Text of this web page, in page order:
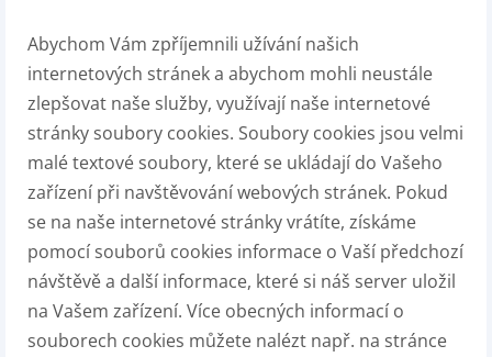
Abychom Vám zpříjemnili užívání našich
internetových stránek a abychom mohli neustále
zlepšovat naše služby, využívají naše internetové
stránky soubory cookies. Soubory cookies jsou velmi
malé textové soubory, které se ukládají do Vašeho
zařízení při navštěvování webových stránek. Pokud
se na naše internetové stránky vrátíte, získáme
pomocí souborů cookies informace o Vaší předchozí
návštěvě a další informace, které si náš server uložil
na Vašem zařízení. Více obecných informací o
souborech cookies můžete nalézt např. na stránce